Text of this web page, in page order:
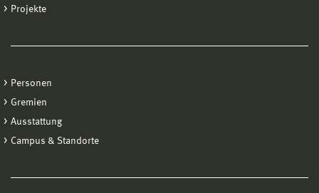
Projekte
Personen
Gremien
Ausstattung
Campus & Standorte